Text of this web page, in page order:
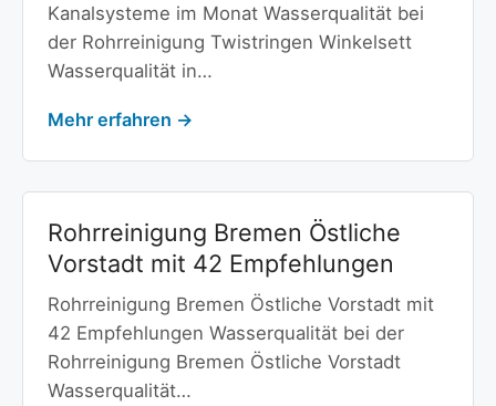
Kanalsysteme im Monat Wasserqualität bei
der Rohrreinigung Twistringen Winkelsett
Wasserqualität in…
Mehr erfahren →
Rohrreinigung Bremen Östliche
Vorstadt mit 42 Empfehlungen
Rohrreinigung Bremen Östliche Vorstadt mit
42 Empfehlungen Wasserqualität bei der
Rohrreinigung Bremen Östliche Vorstadt
Wasserqualität…